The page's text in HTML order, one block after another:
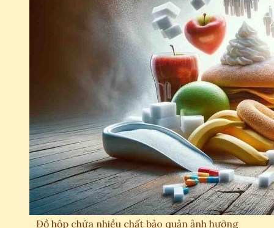
Đồ hộp chứa nhiều chất bảo quản ảnh hưởng